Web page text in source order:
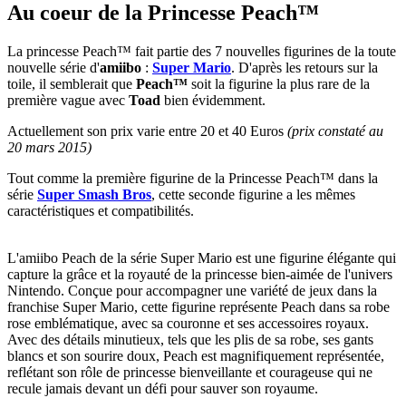
Au coeur de la Princesse Peach™
La princesse Peach™ fait partie des 7 nouvelles figurines de la toute
nouvelle série d'amiibo : Super Mario. D'après les retours sur la
toile, il semblerait que Peach™ soit la figurine la plus rare de la
première vague avec Toad bien évidemment.
Actuellement son prix varie entre 20 et 40 Euros (prix constaté au
20 mars 2015)
Tout comme la première figurine de la Princesse Peach™ dans la
série Super Smash Bros, cette seconde figurine a les mêmes
caractéristiques et compatibilités.
L'amiibo Peach de la série Super Mario est une figurine élégante qui
capture la grâce et la royauté de la princesse bien-aimée de l'univers
Nintendo. Conçue pour accompagner une variété de jeux dans la
franchise Super Mario, cette figurine représente Peach dans sa robe
rose emblématique, avec sa couronne et ses accessoires royaux.
Avec des détails minutieux, tels que les plis de sa robe, ses gants
blancs et son sourire doux, Peach est magnifiquement représentée,
reflétant son rôle de princesse bienveillante et courageuse qui ne
recule jamais devant un défi pour sauver son royaume.